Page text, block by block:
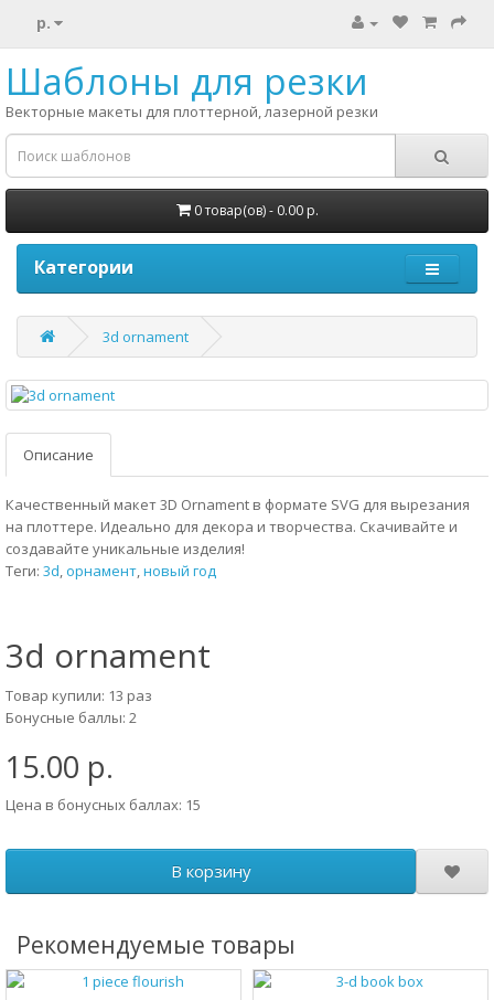
р.
Шаблоны для резки
Векторные макеты для плоттерной, лазерной резки
0 товар(ов) - 0.00 р.
Категории
3d ornament
Описание
Качественный макет 3D Ornament в формате SVG для вырезания
на плоттере. Идеально для декора и творчества. Скачивайте и
создавайте уникальные изделия!
Теги: 3d,орнамент,новый год
3d ornament
Товар купили: 13 раз
Бонусные баллы: 2
15.00 р.
Цена в бонусных баллах: 15
В корзину
Рекомендуемые товары